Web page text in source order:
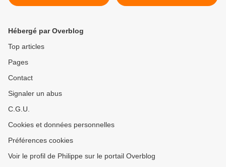
dim. après la Pentecôte.
Hébergé par Overblog
Top articles
Pages
Contact
Signaler un abus
C.G.U.
Cookies et données personnelles
Préférences cookies
Voir le profil de Philippe sur le portail Overblog